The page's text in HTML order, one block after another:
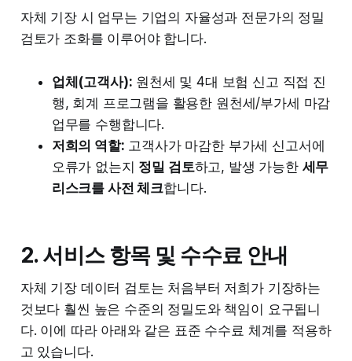
자체 기장 시 업무는 기업의 자율성과 전문가의 정밀
검토가 조화를 이루어야 합니다.
업체(고객사): 원천세 및 4대 보험 신고 직접 진
행, 회계 프로그램을 활용한 원천세/부가세 마감
업무를 수행합니다.
저희의 역할: 고객사가 마감한 부가세 신고서에
오류가 없는지 정밀 검토하고, 발생 가능한 세무
리스크를 사전 체크합니다.
2. 서비스 항목 및 수수료 안내
자체 기장 데이터 검토는 처음부터 저희가 기장하는
것보다 훨씬 높은 수준의 정밀도와 책임이 요구됩니
다. 이에 따라 아래와 같은 표준 수수료 체계를 적용하
고 있습니다.